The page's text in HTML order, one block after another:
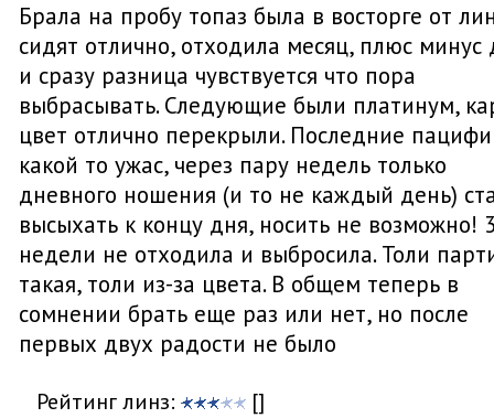
Брала на пробу топаз была в восторге от
сидят отлично, отходила месяц, плюс минус
и сразу разница чувствуется что пора
выбрасывать. Следующие были платинум,
цвет отлично перекрыли. Последние
какой то ужас, через пару недель только
дневного ношения (и то не каждый день)
высыхать к концу дня, носить не возможно!
недели не отходила и выбросила. Толи
такая, толи из-за цвета. В общем теперь в
сомнении брать еще раз или нет, но после
первых двух радости не было
Рейтинг линз: []